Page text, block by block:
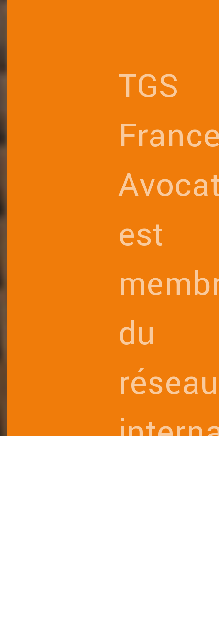
TGS
est
du
réseau